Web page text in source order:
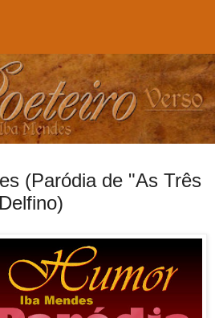
(Paródia de "As Três